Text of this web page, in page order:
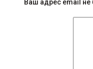
б
Ваш адрес email не